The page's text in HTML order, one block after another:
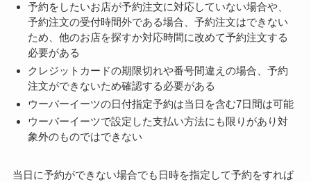
予約をしたいお店が予約注文に対応していない場合や、
予約注文の受付時間外である場合、予約注文はできない
ため、他のお店を探すか対応時間に改めて予約注文する
必要がある
クレジットカードの期限切れや番号間違えの場合、予約
注文ができないため確認する必要がある
ウーバーイーツの日付指定予約は当日を含む7日間は可能
ウーバーイーツで設定した支払い方法にも限りがあり対
象外のものではできない
当日に予約ができない場合でも日時を指定して予約をすれば